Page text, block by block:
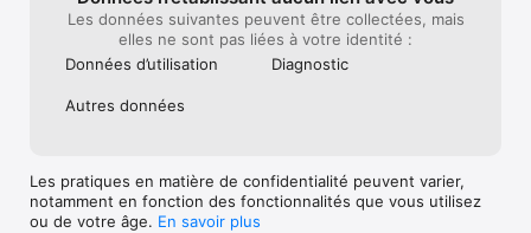
Les données suivantes peuvent être collectées, mais
elles ne sont pas liées à votre identité :
Données d’utilisation
Diagnostic
Autres données
Les pratiques en matière de confidentialité peuvent varier,
notamment en fonction des fonctionnalités que vous utilisez
ou de votre âge. En savoir plus